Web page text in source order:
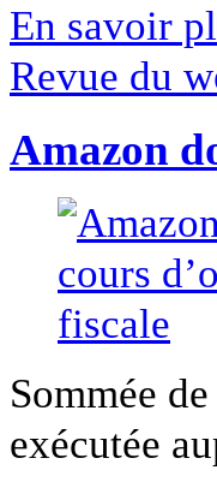
En savoir
Revue du
Amazon
Sommée
exécutée